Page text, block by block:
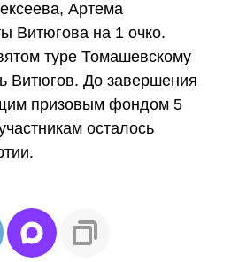
Артема
Витюгова на 1 очко.
туре Томашевскому
Витюгов. До завершения
призовым фондом 5
осталось